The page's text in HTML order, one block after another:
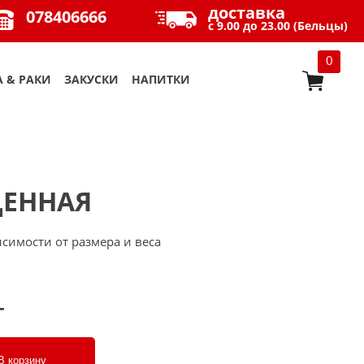
078406666 доставка
с 9.00 до 23.00 (Бельцы)
& РАКИ ЗАКУСКИ НАПИТКИ
0
от размера и веса
корзину